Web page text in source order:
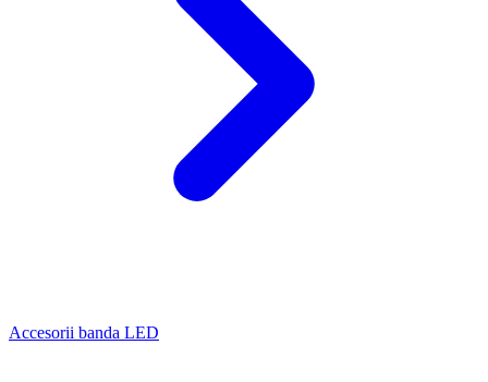
Accesorii banda LED